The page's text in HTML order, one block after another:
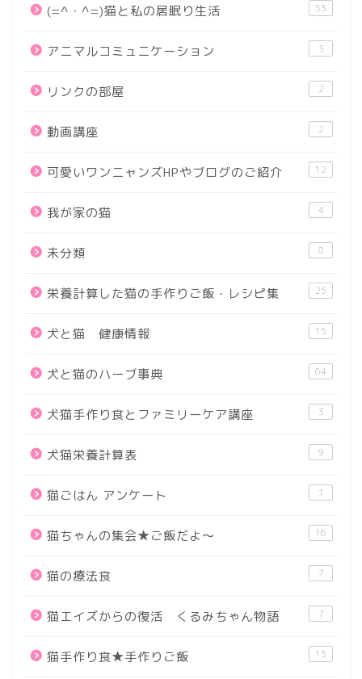
(=^・^=)猫と私の居眠り生活 53
アニマルコミュニケーション 3
リンクの部屋 2
動画講座 2
可愛いワンニャンズHPやブログのご紹介 12
我が家の猫 4
未分類 8
栄養計算した猫の手作りご飯・レシピ集 25
犬と猫 健康情報 15
犬と猫のハーブ事典 64
犬猫手作り食とファミリーケア講座 3
犬猫栄養計算表 9
猫ごはん アンケート 1
猫ちゃんの集会★ご飯だよ～ 16
猫の療法食 7
猫エイズからの復活 くるみちゃん物語 7
猫手作り食★手作りご飯 13